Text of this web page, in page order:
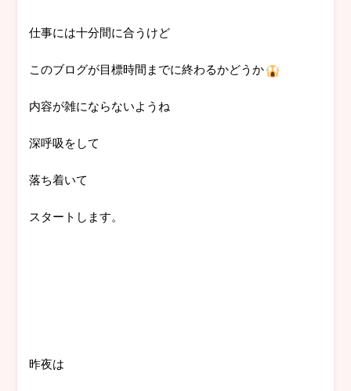
仕事には十分間に合うけど
このブログが目標時間までに終わるかどうか
内容が雑にならないようね
深呼吸をして
落ち着いて
スタートします。
昨夜は